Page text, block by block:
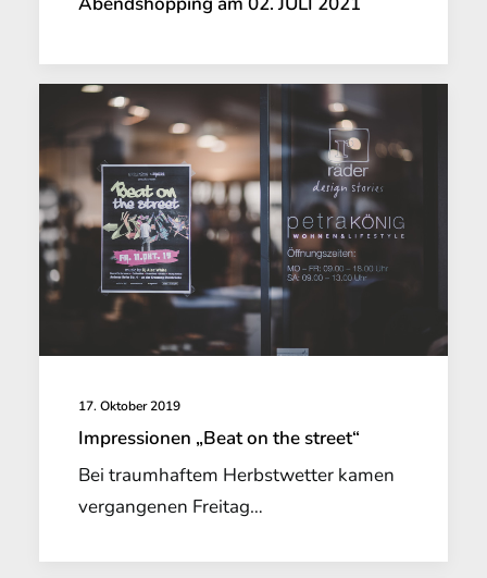
17. Oktober 2019
Impressionen „Beat on the street“
Bei traumhaftem Herbstwetter kamen
vergangenen Freitag…